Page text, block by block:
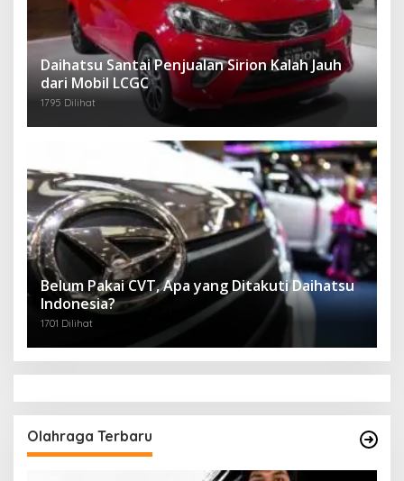
Daihatsu Santai Penjualan Sirion Kalah Jauh
dari Mobil LCGC
1795 Dilihat
Belum Pakai CVT, Apa yang Ditakuti Daihatsu
Indonesia?
1701 Dilihat
Olahraga Terbaru